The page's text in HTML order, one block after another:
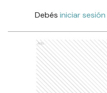
Debés iniciar sesión
Ads